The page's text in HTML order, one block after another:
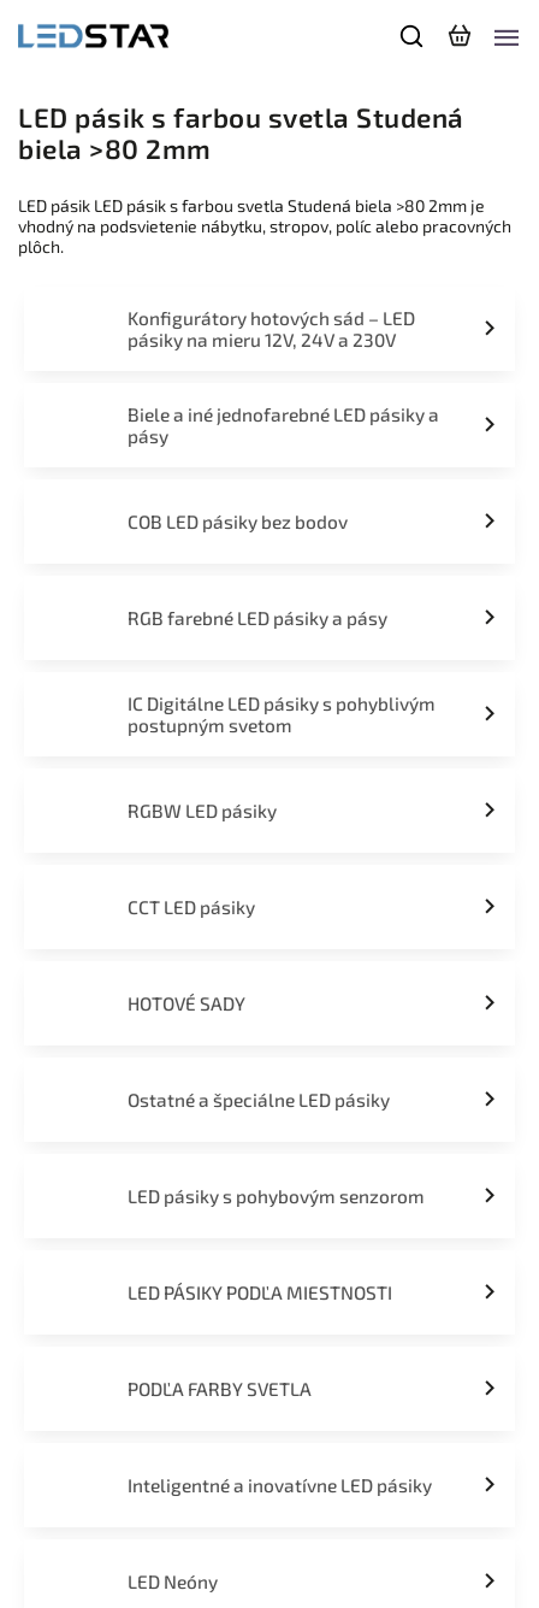
LED pásik s farbou svetla Studená
biela >80 2mm
LED pásik LED pásik s farbou svetla Studená biela >80 2mm je
vhodný na podsvietenie nábytku, stropov, políc alebo pracovných
plôch.
Konfigurátory hotových sád – LED
pásiky na mieru 12V, 24V a 230V
Biele a iné jednofarebné LED pásiky a
pásy
COB LED pásiky bez bodov
RGB farebné LED pásiky a pásy
IC Digitálne LED pásiky s pohyblivým
postupným svetom
RGBW LED pásiky
CCT LED pásiky
HOTOVÉ SADY
Ostatné a špeciálne LED pásiky
LED pásiky s pohybovým senzorom
LED PÁSIKY PODĽA MIESTNOSTI
PODĽA FARBY SVETLA
Inteligentné a inovatívne LED pásiky
LED Neóny